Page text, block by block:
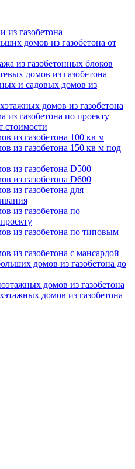
из газобетона
домов из газобетона от
из газобетонных блоков
домов из газобетона
и садовых домов из
домов из газобетона
из газобетона по проекту
стоимости
из газобетона 100 кв м
из газобетона 150 кв м под
из газобетона D500
из газобетона D600
из газобетона для
из газобетона по
из газобетона по типовым
из газобетона с мансардой
домов из газобетона до
домов из газобетона
домов из газобетона